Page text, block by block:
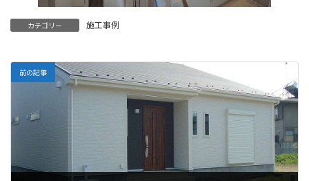
カテゴリー 施工事例
前の記事